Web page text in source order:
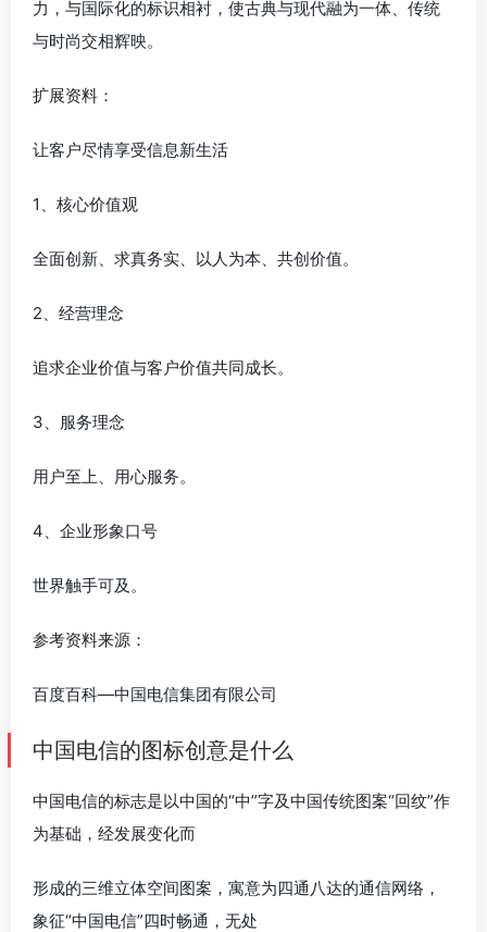
力，与国际化的标识相衬，使古典与现代融为一体、传统
与时尚交相辉映。
扩展资料：
让客户尽情享受信息新生活
1、核心价值观
全面创新、求真务实、以人为本、共创价值。
2、经营理念
追求企业价值与客户价值共同成长。
3、服务理念
用户至上、用心服务。
4、企业形象口号
世界触手可及。
参考资料来源：
百度百科—中国电信集团有限公司
中国电信的图标创意是什么
中国电信的标志是以中国的“中”字及中国传统图案“回纹”作
为基础，经发展变化而
形成的三维立体空间图案，寓意为四通八达的通信网络，
象征“中国电信”四时畅通，无处